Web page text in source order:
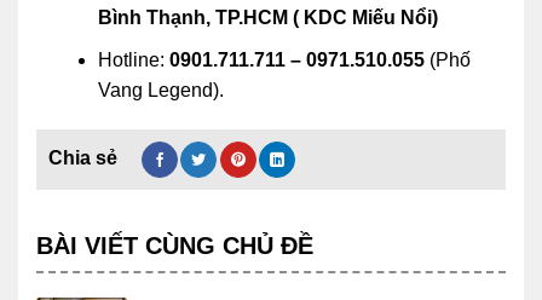
Bình Thạnh, TP.HCM ( KDC Miếu Nổi)
Hotline: 0901.711.711 – 0971.510.055(Phố
Vang Legend).
BÀI VIẾT CÙNG CHỦ ĐỀ